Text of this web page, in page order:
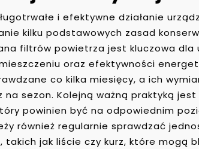
i efektywne działanie
kilku podstawowych zasad
filtrów powietrza jest kluczowa dla
oraz efektywności
co kilka miesięcy, a ich
na sezon. Kolejną ważną praktyką
powinien być na odpowiednim
również regularnie sprawdzać
takich jak liście czy kurz, które mogą